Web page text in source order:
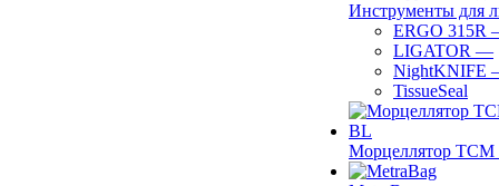
Инструменты для
ERGO 315R
LIGATOR —
NightKNIFE
TissueSeal
Морцеллятор ТСМ